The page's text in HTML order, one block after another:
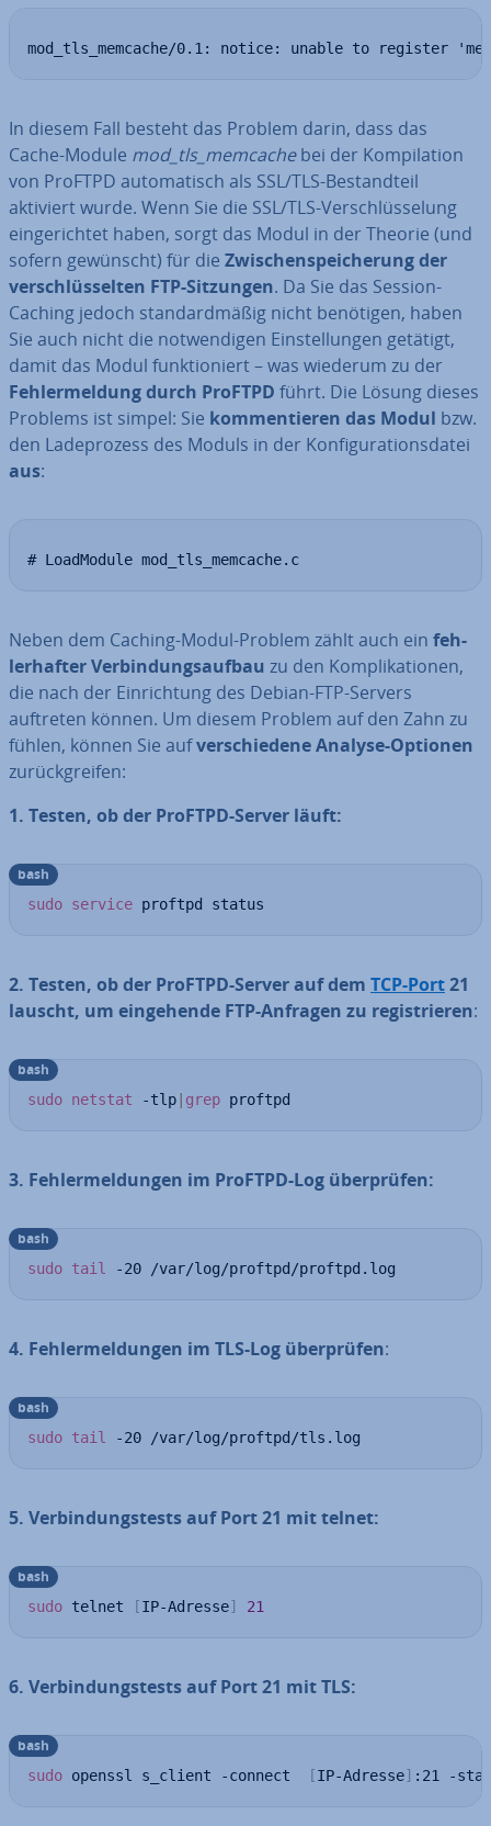
mod_tls_memcache/0.1: notice: unable to register
In diesem Fall besteht das Problem darin, dass das
Cache-Module mod_tls_memcachebei der Kom­pi­la­ti­on
von ProFTPD au­to­ma­tisch als SSL/TLS-Be­stand­teil
aktiviert wurde. Wenn Sie die SSL/TLS-Ver­schlüs­se­lung
ein­ge­rich­tet haben, sorgt das Modul in der Theorie (und
sofern gewünscht) für die Zwi­schen­spei­che­rung der
ver­schlüs­sel­ten FTP-Sitzungen. Da Sie das Session-
Caching jedoch stan­dard­mä­ßig nicht benötigen, haben
Sie auch nicht die not­wen­di­gen Ein­stel­lun­gen getätigt,
damit das Modul funk­tio­niert – was wiederum zu der
Feh­ler­mel­dung durch ProFTPD führt. Die Lösung dieses
Problems ist simpel: Sie kom­men­tie­ren das Modul bzw.
den La­de­pro­zess des Moduls in der Kon­fi­gu­ra­ti­ons­da­tei
aus:
# LoadModule mod_tls_memcache.c
Neben dem Caching-Modul-Problem zählt auch ein feh­
ler­haf­ter Ver­bin­dungs­auf­bau zu den Kom­pli­ka­tio­nen,
die nach der Ein­rich­tung des Debian-FTP-Servers
auftreten können. Um diesem Problem auf den Zahn zu
fühlen, können Sie aufver­schie­de­ne Analyse-Optionen
zu­rück­grei­fen:
1. Testen, ob der ProFTPD-Server läuft:
sudo service proftpd status
bash
2. Testen, ob der ProFTPD-Server auf dem TCP-Port21
lauscht, um ein­ge­hen­de FTP-Anfragen zu re­gis­trie­ren:
sudo netstat -tlp grep proftpd
bash
3. Feh­ler­mel­dun­gen im ProFTPD-Log über­prü­fen:
sudo tail -20 /var/log/proftpd/proftpd.log
bash
4. Feh­ler­mel­dun­gen im TLS-Log über­prü­fen:
sudo tail -20 /var/log/proftpd/tls.log
bash
5. Ver­bin­dungs­tests auf Port 21 mit telnet:
sudo telnet [IP-Adresse] 21
bash
6. Ver­bin­dungs­tests auf Port 21 mit TLS:
sudo openssl s_client -connect [IP-Adresse] :21 -
bash